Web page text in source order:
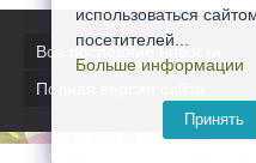
Все последние новости
Полная версия сайта
использоваться
посетителей...
Больше информации
Принять